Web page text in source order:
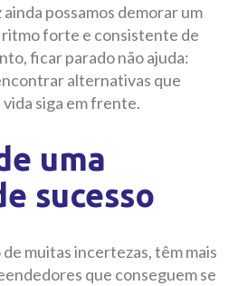
possamos demorar um
ritmo forte e consistente de
ficar parado não ajuda:
alternativas que
siga em frente.
uma
sucesso
muitas incertezas, têm mais
que conseguem se